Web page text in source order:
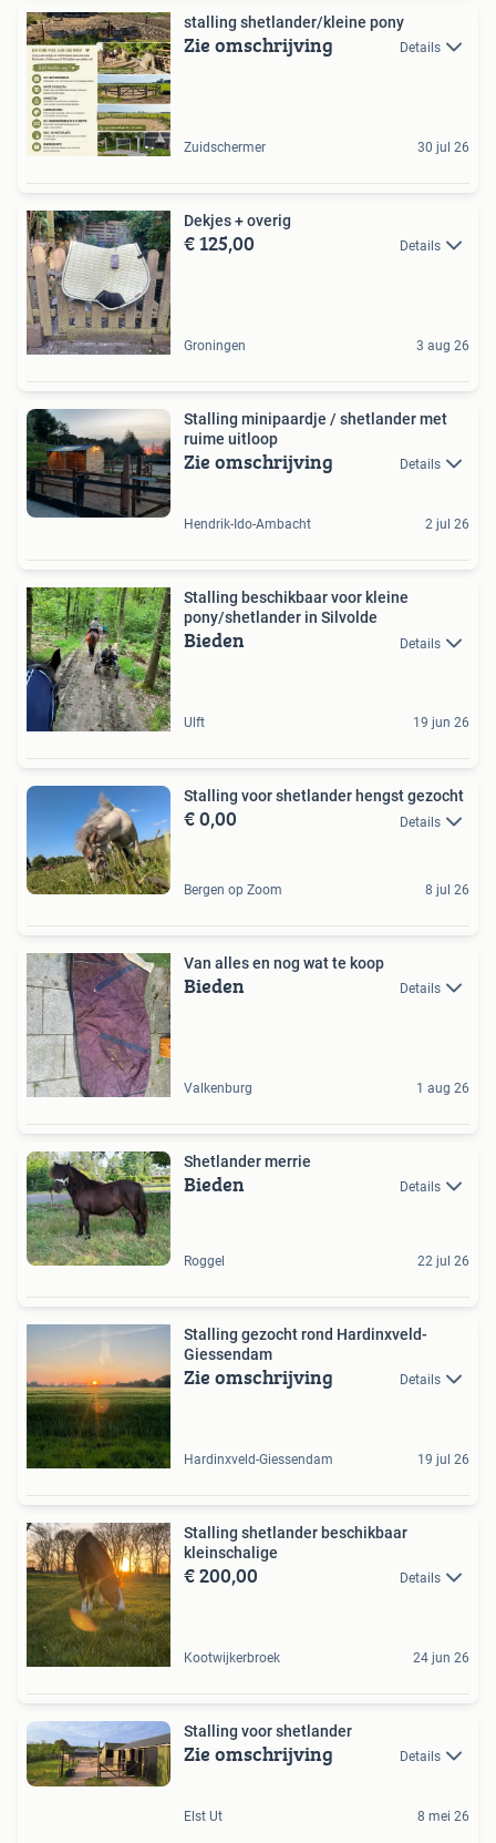
stalling shetlander/kleine pony
Zie omschrijving Details
Zuidschermer 30 jul 26
Dekjes + overig
€ 125,00 Details
Groningen 3 aug 26
Stalling minipaardje / shetlander met
ruime uitloop
Zie omschrijving Details
Hendrik-Ido-Ambacht 2 jul 26
Stalling beschikbaar voor kleine
pony/shetlander in Silvolde
Bieden Details
Ulft 19 jun 26
Stalling voor shetlander hengst gezocht
€ 0,00 Details
Bergen op Zoom 8 jul 26
Van alles en nog wat te koop
Bieden Details
Valkenburg 1 aug 26
Shetlander merrie
Bieden Details
Roggel 22 jul 26
Stalling gezocht rond Hardinxveld-
Giessendam
Zie omschrijving Details
Hardinxveld-Giessendam 19 jul 26
Stalling shetlander beschikbaar
kleinschalige
€ 200,00 Details
Kootwijkerbroek 24 jun 26
Stalling voor shetlander
Zie omschrijving Details
Elst Ut 8 mei 26